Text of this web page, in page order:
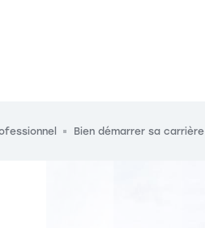
Bien démarrer sa carrière